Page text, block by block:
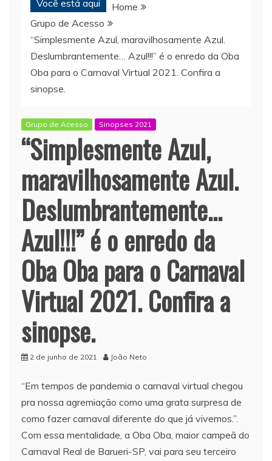
Você está aqui
Home
Grupo de Acesso
“Simplesmente Azul, maravilhosamente Azul.
Deslumbrantemente… Azul!!!” é o enredo da Oba
Oba para o Carnaval Virtual 2021. Confira a
sinopse.
Grupo de Acesso Sinopses 2021
“Simplesmente Azul,
maravilhosamente Azul.
Deslumbrantemente…
Azul!!!” é o enredo da
Oba Oba para o Carnaval
Virtual 2021. Confira a
sinopse.
2 de junho de 2021 João Neto
“Em tempos de pandemia o carnaval virtual chegou
pra nossa agremiação como uma grata surpresa de
como fazer carnaval diferente do que já vivemos.”.
Com essa mentalidade, a Oba Oba, maior campeã do
Carnaval Real de Barueri-SP, vai para seu terceiro